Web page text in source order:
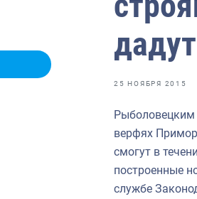
Рыбоохрана России
Инфографика
Большая африканская экспедиция
25 НОЯБРЯ 2015
Рыболовецким
верфях
смогут в
построенные
службе